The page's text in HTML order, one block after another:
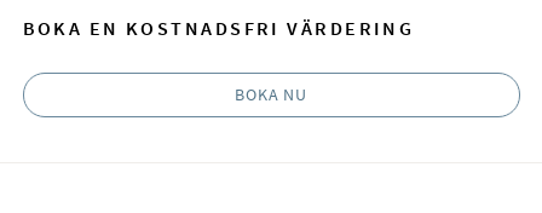
BOKA EN KOSTNADSFRI VÄRDERING
BOKA NU